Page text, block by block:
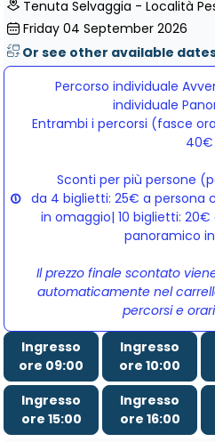
Tenuta Selvaggia - Località
Friday 04 September 2026
Or see other available
Percorso individuale
individuale
Entrambi i percorsi (fasce
40€
Sconti per più persone
da 4 biglietti: 25€ a persona
in omaggio| 10 biglietti:
panoramico
Il prezzo finale scontato
automaticamente nel
percorsi e
Ingresso
ore 09:00
Ingresso
ore 10:00
Ingresso
ore 15:00
Ingresso
ore 16:00